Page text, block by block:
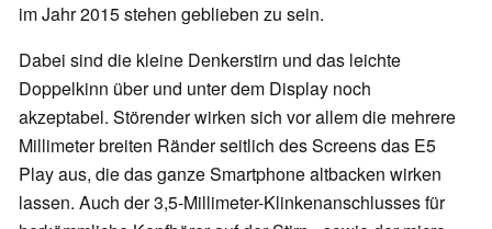
im Jahr 2015 stehen geblieben zu sein.
Dabei sind die kleine Denkerstirn und das leichte
Doppelkinn über und unter dem Display noch
akzeptabel. Störender wirken sich vor allem die mehrere
Millimeter breiten Ränder seitlich des Screens das E5
Play aus, die das ganze Smartphone altbacken wirken
lassen. Auch der 3,5-Millimeter-Klinkenanschlusses für